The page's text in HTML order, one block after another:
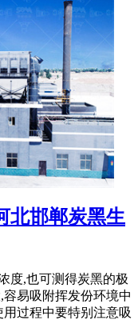
北邯郸炭黑生
度,也可测得炭黑的极
易吸附挥发份环境中
过程中要特别注意吸